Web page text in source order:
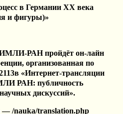
в Германии ХХ века
и фигуры)»
ИМЛИ-РАН пройдёт он-лайн
организованная по
«Интернет-трансляции
РАН: публичность
дискуссий».
— /nauka/translation.php